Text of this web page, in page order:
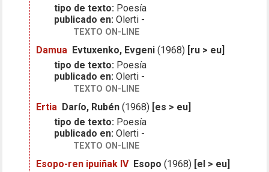
tipo de texto: Poesía
publicado en: Olerti -
TEXTO ON-LINE
Damua Evtuxenko, Evgeni (1968) [ru > eu]
tipo de texto: Poesía
publicado en: Olerti -
TEXTO ON-LINE
Ertia Darío, Rubén (1968) [es > eu]
tipo de texto: Poesía
publicado en: Olerti -
TEXTO ON-LINE
Esopo-ren ipuiñak IV Esopo (1968) [el > eu]